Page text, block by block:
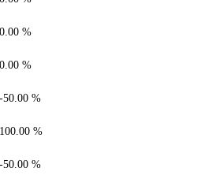
0.00 %
0.00 %
-50.00 %
100.00 %
-50.00 %